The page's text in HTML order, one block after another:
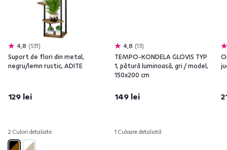
4,8 531
Suport de flori din metal,
negru/lemn rustic, ADITE
129 lei
2 Culori detaliate
4,8 13
TEMPO-KONDELA GLOVIS TYP
1, pătură luminoasă, gri / model,
150x200 cm
149 lei
1 Culoare detaliată